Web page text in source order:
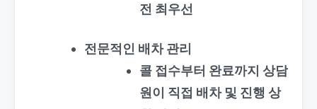
전 최우선
전문적인 배차 관리
콜 접수부터 완료까지 상담
원이 직접 배차 및 진행 상